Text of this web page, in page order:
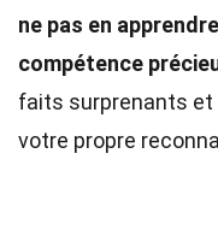
ne pas en
compétence
faits surprenants et
votre propre